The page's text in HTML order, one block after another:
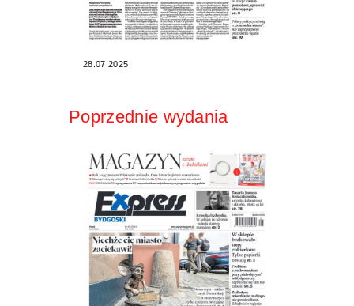
28.07.2025
Poprzednie wydania